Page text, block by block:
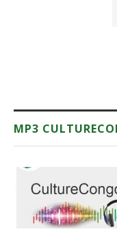
MP3